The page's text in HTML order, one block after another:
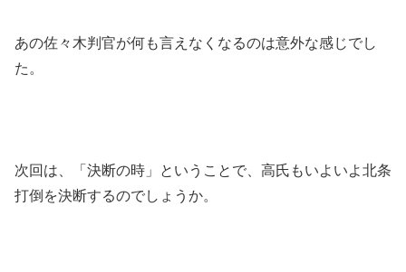
あの佐々木判官が何も言えなくなるのは意外な感じでし
た。
次回は、「決断の時」ということで、高氏もいよいよ北条
打倒を決断するのでしょうか。